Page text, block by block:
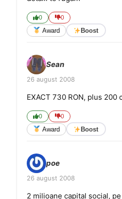
0 0
Award Boost
Sean
26 august 2008
EXACT 730 RON, plus 200
0 0
Award Boost
poe
26 august 2008
2 milioane capital social,